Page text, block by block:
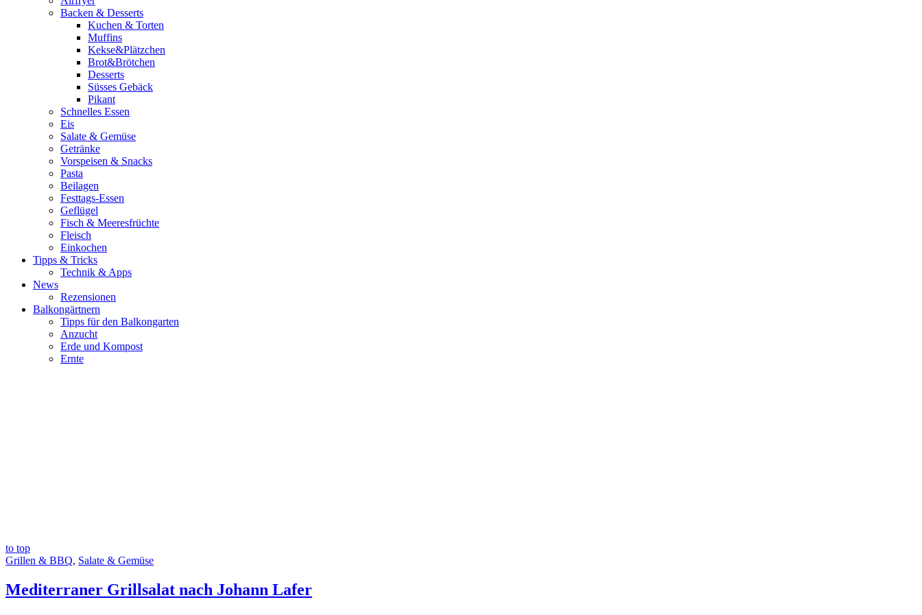
Backen & Desserts
Kuchen & Torten
Muffins
Kekse&Plätzchen
Brot&Brötchen
Desserts
Süsses Gebäck
Pikant
Schnelles Essen
Eis
Salate & Gemüse
Getränke
Vorspeisen & Snacks
Pasta
Beilagen
Festtags-Essen
Geflügel
Fisch & Meeresfrüchte
Fleisch
Einkochen
Tipps & Tricks
Technik & Apps
News
Rezensionen
Balkongärtnern
Tipps für den Balkongarten
Anzucht
Erde und Kompost
Ernte
to top
Grillen & BBQ, Salate & Gemüse
Mediterraner Grillsalat nach Johann Lafer